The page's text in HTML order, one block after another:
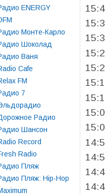
ENERGY
Монте-Карло
Шоколад
Ваня
Cafe
FM
7
Радио
Шансон
Record
Radio
Пляж
Пляж: Hip-Hop